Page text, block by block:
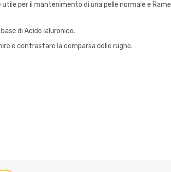
per il mantenimento di una pelle normale e Rame
di Acido ialuronico.
e contrastare la comparsa delle rughe.